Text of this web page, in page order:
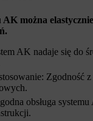
można
AK nadaje się do
Zgodność z
obsługa